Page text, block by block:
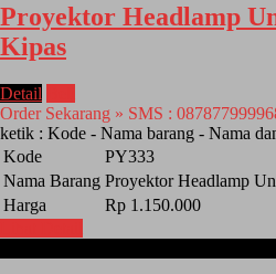
Proyektor Headlamp
Kipas
Detail
Order Sekarang » SMS :
ketik : Kode - Nama barang - Nama
Kode
PY333
Nama Barang Proyektor Headlamp
Harga
Rp 1.150.000